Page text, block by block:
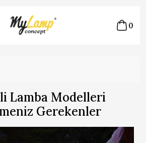
0
Lamba Modelleri
Gerekenler